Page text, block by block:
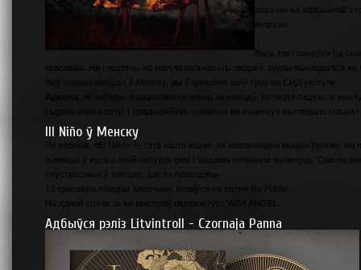
спрэчак на афіцыйнай
імпрэзы.
Вось так і пачаўся (ці
красавіка. Ня гледзячы на малую колькасьць людзей, гурты выкладаліся
быў першы канцэрт ў Менску, ды й апошняе шоў туру па СНД увогуле.
, як заўжды, падцяплялі ня менш за немцаў, бо людзі падчас іх
гадзіны іхнага сэту! І традыцыйная «сьценка на сьценку» выглядала моцна
Ill Niño ў Менску
Як вядома, «El Niño» — гэта нішто іншае, як неверагодна моцны ўраган,
зьявіцца ў вусьці якой-небудзь ракі і таксама нечакана зьнікнуць. Сам па
спусташэньні ў месцах, дзе ён праходзіць.
13 красавіка «Хворы Хлопчык» зьявіўся на сцэне Re:Public.
На адной сцэне зь імі выступіў піцерскі гурт WAX ANGEL.
Адбыўся рэліз Litvintroll - Czornaja Panna